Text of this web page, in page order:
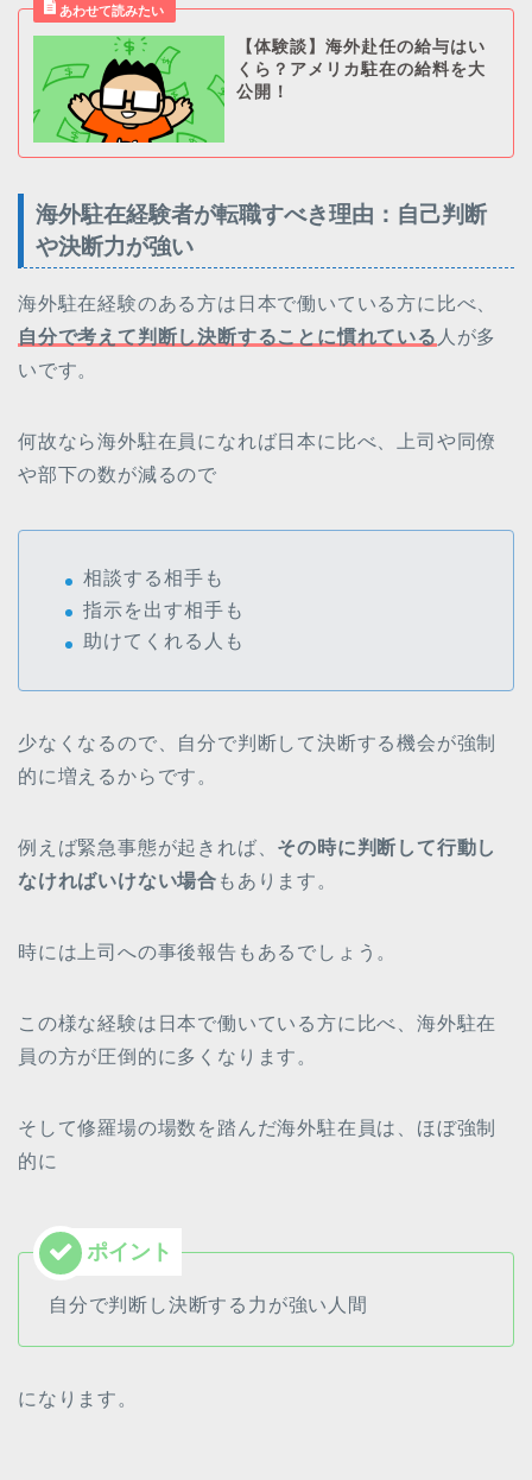
【体験談】海外赴任の給与はい
くら？アメリカ駐在の給料を大
公開！
海外駐在経験者が転職すべき理由：自己判断
や決断力が強い
海外駐在経験のある方は日本で働いている方に比べ、
自分で考えて判断し決断することに慣れている 人が多
いです。
何故なら海外駐在員になれば日本に比べ、上司や同僚
や部下の数が減るので
相談する相手も
指示を出す相手も
助けてくれる人も
少なくなるので、自分で判断して決断する機会が強制
的に増えるからです。
例えば緊急事態が起きれば、 その時に判断して行動し
なければいけない場合 もあります。
時には上司への事後報告もあるでしょう。
この様な経験は日本で働いている方に比べ、海外駐在
員の方が圧倒的に多くなります。
そして修羅場の場数を踏んだ海外駐在員は、ほぼ強制
的に
自分で判断し決断する力が強い人間
になります。